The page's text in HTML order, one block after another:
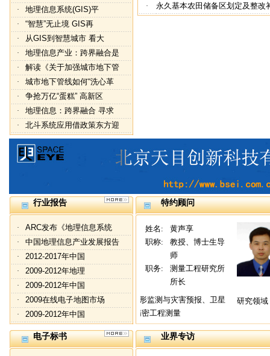
国家测绘局第二大地测量队
厦门银据空间地理信息有限
深圳市勘察测绘院有限公司
河北省第二测绘院
河北天元地理信息科技工程
· 地理信息系统(GIS)平
· “智慧”无止境 GIS再
· 从GIS到智慧城市 看大
· 地理信息产业：跨界融合是
· 解读《关于加强城市地下管
· 城市地下管线如何“洗心革
· 争抢万亿“蛋糕” 高新区
· 地理信息：跨界融合 寻求
· 北斗系统应用借政策东方迎
· 永久基本农田储备区划定及整改
行业报告
· ARC发布《地理信息系统
· 中国地理信息产业发展报告
· 2012-2017年中国
· 2009-2012年地理
· 2009-2012年中国
· 2009在线电子地图市场
· 2009-2012年中国
电子标书
特约顾问
姓名:
黄声享
职称:
教授、博士生导
职务:
测量工程研究所
所长
研究领域：变形监测与灾害预报、卫星
定位技术、 精密工程测量
研究领域：
业界专访